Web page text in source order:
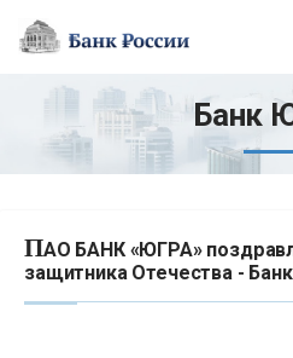
Банк
ПАО БАНК «ЮГРА»
защитника Отечества -